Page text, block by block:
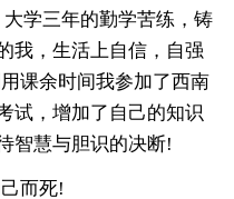
学三年的勤学苦练，铸
我，生活上自信，自强
课余时间我参加了西南
试，增加了自己的知识
智慧与胆识的决断!
而死!